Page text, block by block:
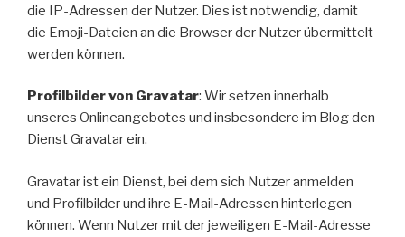
die IP-Adressen der Nutzer. Dies ist notwendig, damit
die Emoji-Dateien an die Browser der Nutzer übermittelt
werden können.
Profilbilder von Gravatar: Wir setzen innerhalb
unseres Onlineangebotes und insbesondere im Blog den
Dienst Gravatar ein.
Gravatar ist ein Dienst, bei dem sich Nutzer anmelden
und Profilbilder und ihre E-Mail-Adressen hinterlegen
können. Wenn Nutzer mit der jeweiligen E-Mail-Adresse